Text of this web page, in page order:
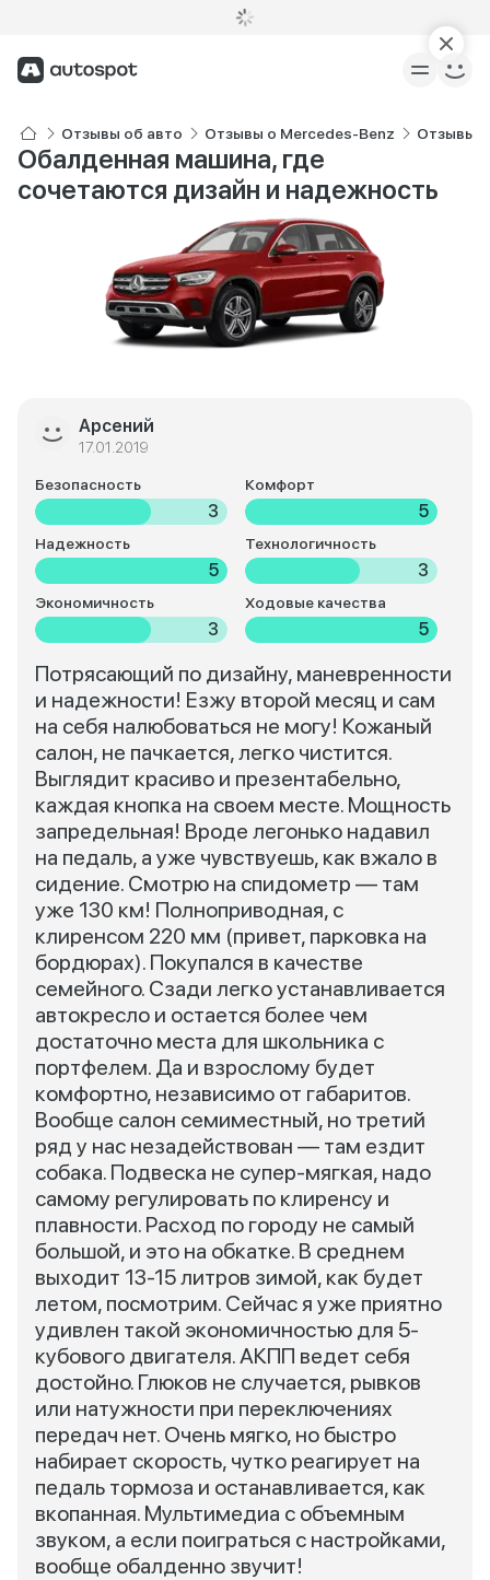
Отзывы об авто Отзывы о Mercedes-Benz Отзывы о
Обалденная машина, где
сочетаются дизайн и надежность
Арсений
17.01.2019
Безопасность
3
Комфорт
5
Надежность
5
Технологичность
3
Экономичность
3
Ходовые качества
5
Потрясающий по дизайну, маневренности
и надежности! Езжу второй месяц и сам
на себя налюбоваться не могу! Кожаный
салон, не пачкается, легко чистится.
Выглядит красиво и презентабельно,
каждая кнопка на своем месте. Мощность
запредельная! Вроде легонько надавил
на педаль, а уже чувствуешь, как вжало в
сидение. Смотрю на спидометр — там
уже 130 км! Полноприводная, с
клиренсом 220 мм (привет, парковка на
бордюрах). Покупался в качестве
семейного. Сзади легко устанавливается
автокресло и остается более чем
достаточно места для школьника с
портфелем. Да и взрослому будет
комфортно, независимо от габаритов.
Вообще салон семиместный, но третий
ряд у нас незадействован — там ездит
собака. Подвеска не супер-мягкая, надо
самому регулировать по клиренсу и
плавности. Расход по городу не самый
большой, и это на обкатке. В среднем
выходит 13-15 литров зимой, как будет
летом, посмотрим. Сейчас я уже приятно
удивлен такой экономичностью для 5-
кубового двигателя. АКПП ведет себя
достойно. Глюков не случается, рывков
или натужности при переключениях
передач нет. Очень мягко, но быстро
набирает скорость, чутко реагирует на
педаль тормоза и останавливается, как
вкопанная. Мультимедиа с объемным
звуком, а если поиграться с настройками,
вообще обалденно звучит!